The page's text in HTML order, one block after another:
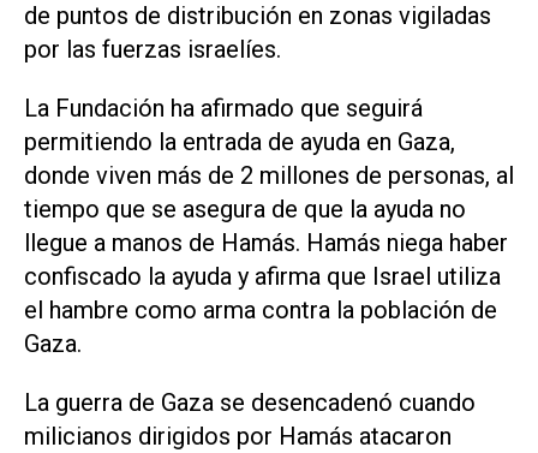
de puntos de distribución en zonas vigiladas
por las fuerzas israelíes.
La Fundación ha afirmado que seguirá
permitiendo la entrada de ayuda en Gaza,
donde viven más de 2 millones de personas, al
tiempo que se asegura de que la ayuda no
llegue a manos de Hamás. Hamás niega haber
confiscado la ayuda y afirma que Israel utiliza
el hambre como arma contra la población de
Gaza.
La guerra de Gaza se desencadenó cuando
milicianos dirigidos por Hamás atacaron